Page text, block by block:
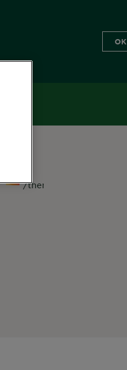
OK